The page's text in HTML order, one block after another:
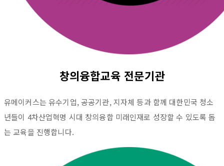
창의융합교육 전문기관
유메이커스는 유수기업, 공공기관, 지자체 등과 함께 대한민국 청소
년들이 4차산업혁명 시대 창의융합 미래인재로 성장할 수 있도록 돕
는 교육을 진행합니다.